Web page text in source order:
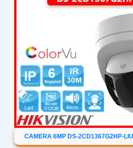
CAMERA 6MP DS-2CD1367G2HP-